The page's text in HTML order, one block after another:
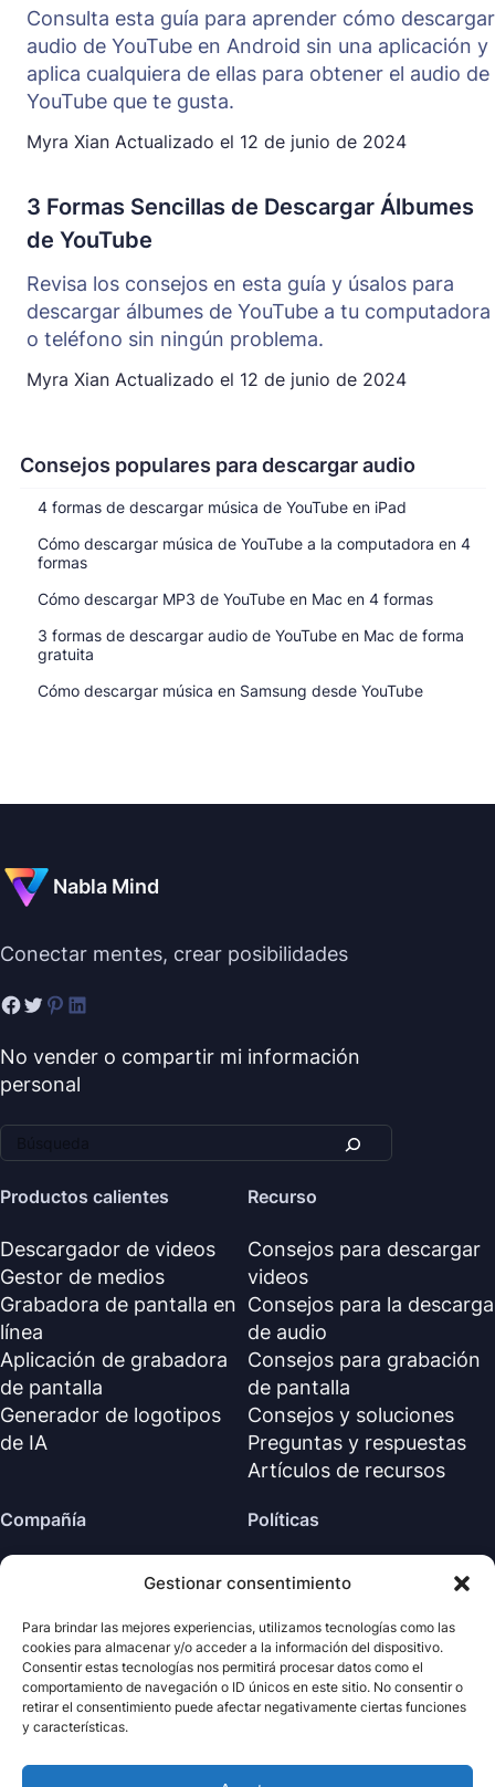
Gestionar consentimiento
Para brindar las mejores experiencias, utilizamos tecnologías como las
cookies para almacenar y/o acceder a la información del dispositivo.
Consentir estas tecnologías nos permitirá procesar datos como el
comportamiento de navegación o ID únicos en este sitio. No consentir o
retirar el consentimiento puede afectar negativamente ciertas funciones
y características.
Consejos populares para descargar audio
4 formas de descargar música de YouTube en iPad
Cómo descargar música de YouTube a la computadora en 4
formas
Cómo descargar MP3 de YouTube en Mac en 4 formas
3 formas de descargar audio de YouTube en Mac de forma
gratuita
Cómo descargar música en Samsung desde YouTube
Consulta esta guía para aprender cómo descargar
audio de YouTube en Android sin una aplicación y
aplica cualquiera de ellas para obtener el audio de
YouTube que te gusta.
Myra Xian Actualizado el 12 de junio de 2024
3 Formas Sencillas de Descargar Álbumes
de YouTube
Revisa los consejos en esta guía y úsalos para
descargar álbumes de YouTube a tu computadora
o teléfono sin ningún problema.
Myra Xian Actualizado el 12 de junio de 2024
Nabla Mind
Conectar mentes, crear posibilidades
No vender o compartir mi información
personal
Productos calientes
Descargador de videos
Gestor de medios
Grabadora de pantalla en
línea
Aplicación de grabadora
de pantalla
Generador de logotipos
de IA
Recurso
Consejos para descargar
videos
Consejos para la descarga
de audio
Consejos para grabación
de pantalla
Consejos y soluciones
Preguntas y respuestas
Artículos de recursos
Compañía
Sobre nosotros
Centro de soporte
Políticas
Política de reembolso
Acuerdo de licencia (EN)
Términos y condiciones
Desinstalar
Política de cookies